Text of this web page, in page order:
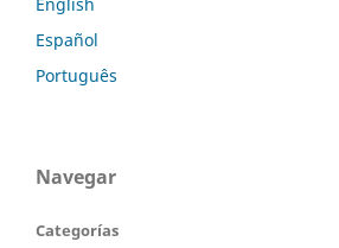
Español
Português
Navegar
Categorías